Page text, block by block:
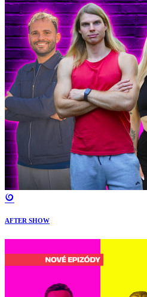
AFTER SHOW